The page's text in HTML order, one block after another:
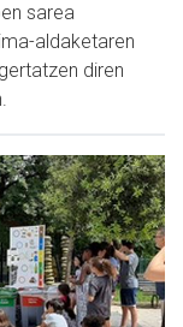
sarea
aldaketaren
diren